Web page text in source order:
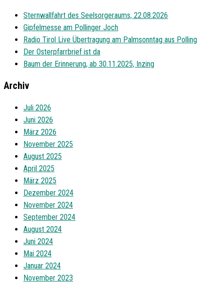
Sternwallfahrt des Seelsorgeraums, 22.08.2026
Gipfelmesse am Pollinger Joch
Radio Tirol Live Übertragung am Palmsonntag aus Polling
Der Osterpfarrbrief ist da
Baum der Erinnerung, ab 30.11.2025, Inzing
Archiv
Juli 2026
Juni 2026
März 2026
November 2025
August 2025
April 2025
März 2025
Dezember 2024
November 2024
September 2024
August 2024
Juni 2024
Mai 2024
Januar 2024
November 2023